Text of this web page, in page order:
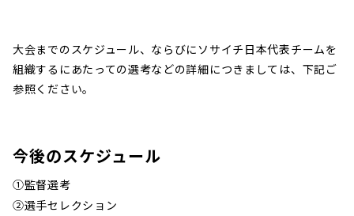
大会までのスケジュール、ならびにソサイチ日本代表チームを
組織するにあたっての選考などの詳細につきましては、下記ご
参照ください。
今後のスケジュール
①監督選考
②選手セレクション